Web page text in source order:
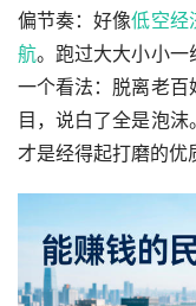
偏节奏：好像低空经
航。跑过大大小小一
一个看法：脱离老
目，说白了全是泡沫
才是经得起打磨的优